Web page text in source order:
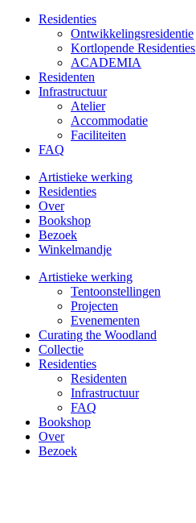
Residenties
Ontwikkelings­residentie
Kortlopende Residenties
ACADEMIA
Residenten
Infrastructuur
Atelier
Accommodatie
Faciliteiten
FAQ
Artistieke werking
Residenties
Over
Bookshop
Bezoek
Winkelmandje
Artistieke werking
Tentoonstellingen
Projecten
Evenementen
Curating the Woodland
Collectie
Residenties
Residenten
Infrastructuur
FAQ
Bookshop
Over
Bezoek